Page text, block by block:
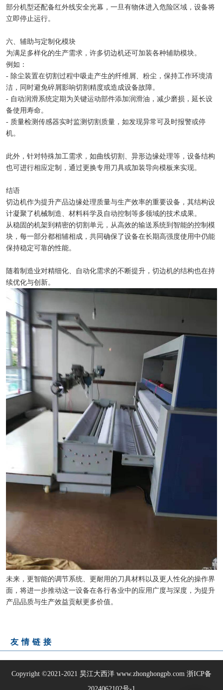
部分机型还配备红外线安全光幕，一旦有物体进入危险区域，设备将
立即停止运行。
六、辅助与定制化模块
为满足多样化的生产需求，许多切边机还可加装各种辅助模块。
例如：
- 除尘装置在切割过程中吸走产生的纤维屑、粉尘，保持工作环境清
洁，同时避免碎屑影响切割精度或造成设备故障。
- 自动润滑系统定期为关键运动部件添加润滑油，减少磨损，延长设
备使用寿命。
- 质量检测传感器实时监测切割质量，如发现异常可及时报警或停
机。
此外，针对特殊加工需求，如曲线切割、异形边缘处理等，设备结构
也可进行相应定制，通过更换专用刀具或加装导向模板来实现。
结语
切边机作为提升产品边缘处理质量与生产效率的重要设备，其结构设
计凝聚了机械制造、材料科学及自动控制等多领域的技术成果。
从稳固的机架到精密的切割单元，从高效的输送系统到智能的控制模
块，每一部分都相辅相成，共同确保了设备在长期高强度使用中仍能
保持稳定可靠的性能。
随着制造业对精细化、自动化需求的不断提升，切边机的结构也在持
续优化与创新。
未来，更智能的调节系统、更耐用的刀具材料以及更人性化的操作界
面，将进一步推动这一设备在各行各业中的应用广度与深度，为提升
产品品质与生产效益贡献更多价值。
友情链接
Copyright ©2021-2021 昊江大西洋 www.zhonghongpb.com 浙ICP备